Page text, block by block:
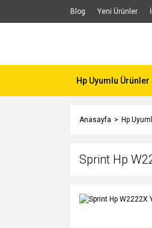
Blog Yeni Ürünler
Hp Uyumlu Ürünler
Anasayfa Hp
Sprint Hp